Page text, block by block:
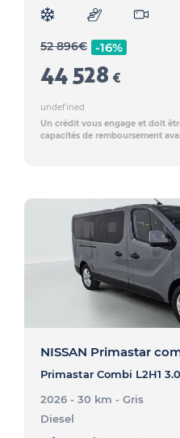
52 896€ -16%
44 528 €
undefined
Un crédit vous engage et doit
capacités de remboursement
NISSAN Primastar
2026 - 30 km - Gris
Diesel